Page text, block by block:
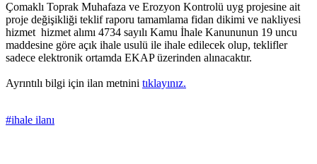
Çomaklı Toprak Muhafaza ve Erozyon Kontrolü uyg projesine ait
proje değişikliği teklif raporu tamamlama fidan dikimi ve nakliyesi
hizmet hizmet alımı 4734 sayılı Kamu İhale Kanununun 19 uncu
maddesine göre açık ihale usulü ile ihale edilecek olup, teklifler
sadece elektronik ortamda EKAP üzerinden alınacaktır.
Ayrıntılı bilgi için ilan metnini tıklayınız.
#ihale ilanı